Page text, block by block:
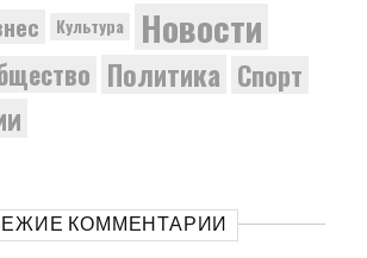
Культура Новости
Политика Спорт
КОММЕНТАРИИ